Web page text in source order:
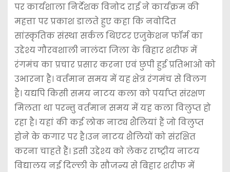
पर कार्यशाला निर्देशक विनोद राई ने कार्यक्रम की
महत्ता पर प्रकाश डालते हुए कहा कि नवोदित
सांस्कृतिक संस्था सर्कल थिएटर एजुकेशन फॉर्म का
उद्देश्य गौरवशाली नालंदा जिला के बिहार शरीफ में
रंगमंच का प्रचार प्रसार करना एवं छुपी हुई प्रतिभाओ को
उभारना है। वर्तमान समय में यह क्षेत्र रंगमंच से विलग
है। यद्यपि किसी समय नाटय कला को पर्याप्त संरक्षण
मिलता था परन्तु वर्तमान समय में यह कला विलुप्त हो
रहा है। यहां की कई लोक नाट्य शैलियां हैं जो विलुप्त
होने के कगार पर है।उन नाटय शैलियों को संरक्षित
करना चाहते हैं। इसी उद्देश्य को लेकर राष्ट्रीय नाटय
विद्यालय नई दिल्ली के सौजन्य से बिहार शरीफ में